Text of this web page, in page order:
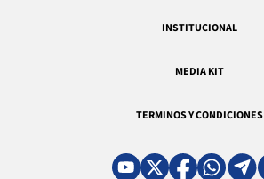
INSTITUCIONAL
MEDIA KIT
TERMINOS Y CONDICIONES